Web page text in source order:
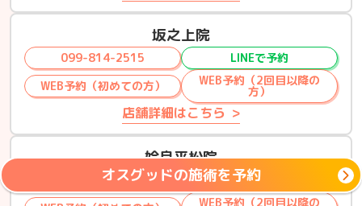
坂之上院
099-814-2515
LINEで予約
WEB予約（初めての方）
WEB予約（2回目以降の
方）
店舗詳細はこちら
姶良平松院
0995-56-8851
LINEで予約
WEB予約（2回目以降の
オスグッドの施術を予約